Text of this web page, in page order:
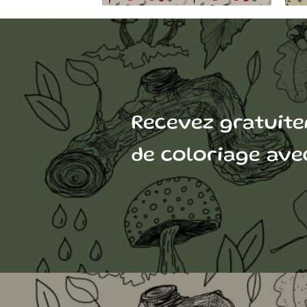
Recevez
de coloriage